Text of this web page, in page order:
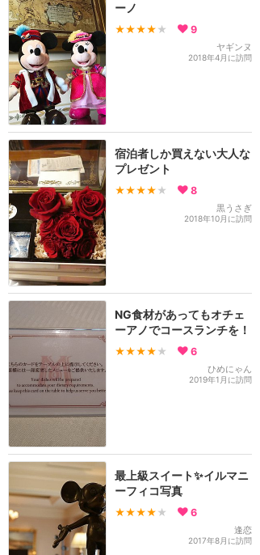
ーノ
★★★★ ★ 9
ヤギンヌ
2018年4月に訪問
宿泊者しか買えない大人な
プレゼント
★★★★ ★ 8
黒うさぎ
2018年10月に訪問
NG食材があってもオチェ
ーアノでコースランチを！
★★★★ ★ 6
ひめにゃん
2019年1月に訪問
最上級スイート✨イルマニ
ーフィコ写真
★★★★ ★ 6
逢恋
2017年8月に訪問